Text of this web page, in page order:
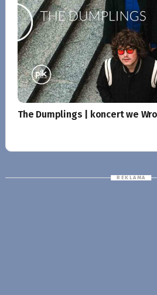
The Dumplings | koncert we